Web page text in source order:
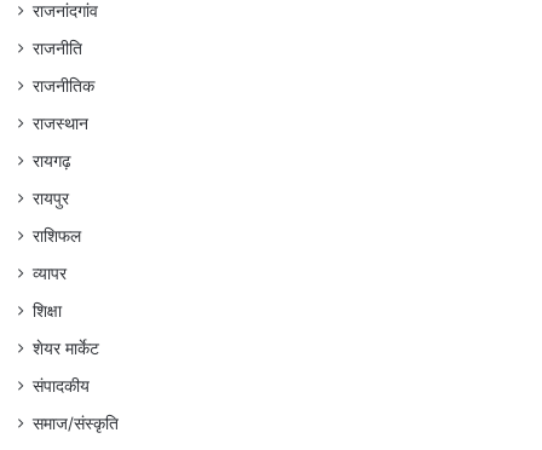
राजनांदगांव
राजनीति
राजनीतिक
राजस्थान
रायगढ़
रायपुर
राशिफल
व्यापर
शिक्षा
शेयर मार्केट
संपादकीय
समाज/संस्कृति